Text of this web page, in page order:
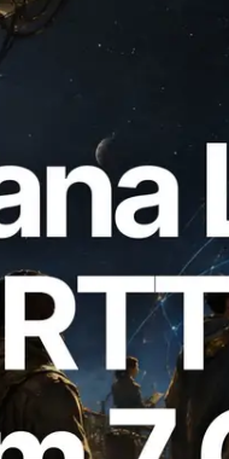
Slot API ด้วย
ทั่วโลก พร้อม
API